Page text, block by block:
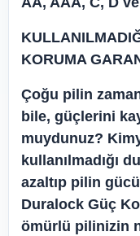
KORUMA
Çoğu pilin
bile, güçlerini
muydunuz?
kullanılmadığı
azaltıp pilin
Duralock Güç
ömürlü pilinizin